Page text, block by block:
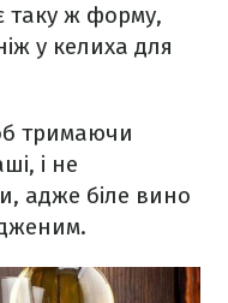
таку ж форму,
у келиха для
тримаючи
і не
адже біле вино